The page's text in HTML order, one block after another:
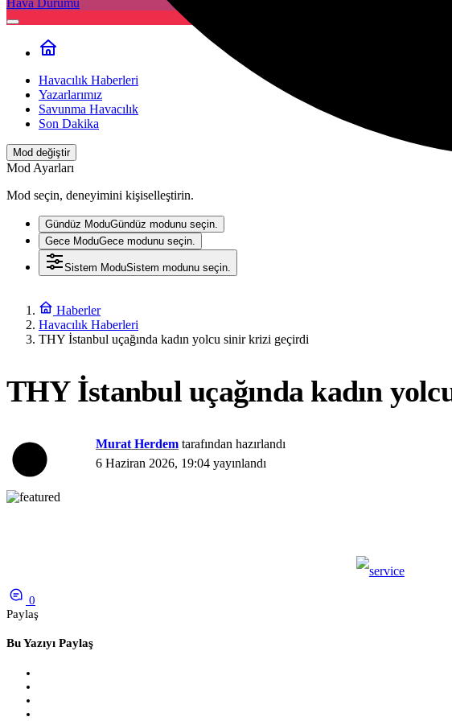
Hava Durumu
Havacılık Haberleri
Yazarlarımız
Savunma Havacılık
Son Dakika
Mod değiştir
Mod Ayarları
Mod seçin, deneyimini kişiselleştirin.
Gündüz ModuGündüz modunu seçin.
Gece ModuGece modunu seçin.
Sistem ModuSistem modunu seçin.
Haberler
Havacılık Haberleri
THY İstanbul uçağında kadın yolcu sinir krizi geçirdi
THY İstanbul uçağında kadın
Murat Herdem tarafından hazırlandı
6 Haziran 2026, 19:04 yayınlandı
0
Paylaş
Bu Yazıyı Paylaş